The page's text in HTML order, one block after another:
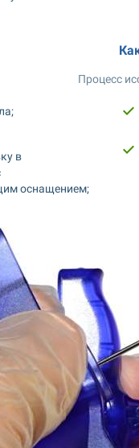
Процесс
в
оснащением;